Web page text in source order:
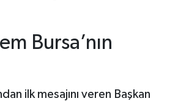
Bursa’nın
ilk mesajını veren Başkan